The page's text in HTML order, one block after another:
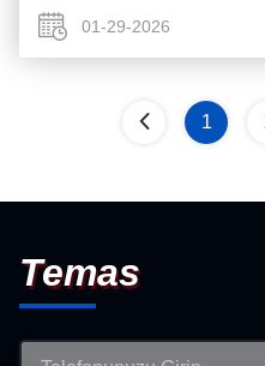
...
01-29-2026
1
Temas